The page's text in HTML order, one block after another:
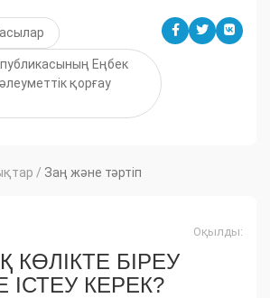
Еңбек
қорғау
/ Заң және тәртіп
Оқылды:
КӨЛІКТЕ БІРЕУ
ІСТЕУ КЕРЕК?